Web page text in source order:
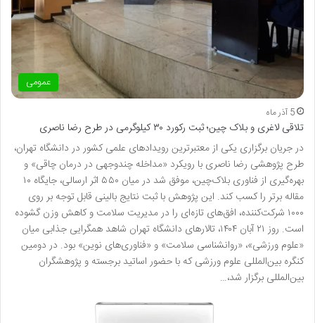
عمومی
5 آذر ماه
تلاقی لاغری و بلاک چین؛ ثبت رکورد ۳۰ کیلوگرمی در طرح رضا ناصری
در جریان برگزاری یکی از معتبرترین رویدادهای علمی کشور در دانشگاه تهران،
طرح پژوهشی رضا ناصری با رویکرد «مداخله چندوجهی در درمان چاقی» و
بهره‌گیری از فناوری بلاک‌چین، موفق شد در میان ۵۵۰ اثر ارسالی، جایگاه ۱۰
مقاله برتر را کسب کند. این پژوهش با ثبت نتایج بالینی قابل توجه بر روی
۱۰۰۰ شرکت‌کننده، افق‌های تازه‌ای را در مدیریت سلامت و کاهش وزن گشوده
است. روز ۲۱ آبان ۱۴۰۴، تالارهای دانشگاه تهران شاهد همگرایی جذابی میان
«علوم ورزشی»، «روانشناسی سلامت» و «فناوری‌های نوین» بود. در دومین
کنگره بین‌المللی علوم ورزشی که با حضور اساتید برجسته و پژوهشگران
بین‌المللی برگزار شد،…